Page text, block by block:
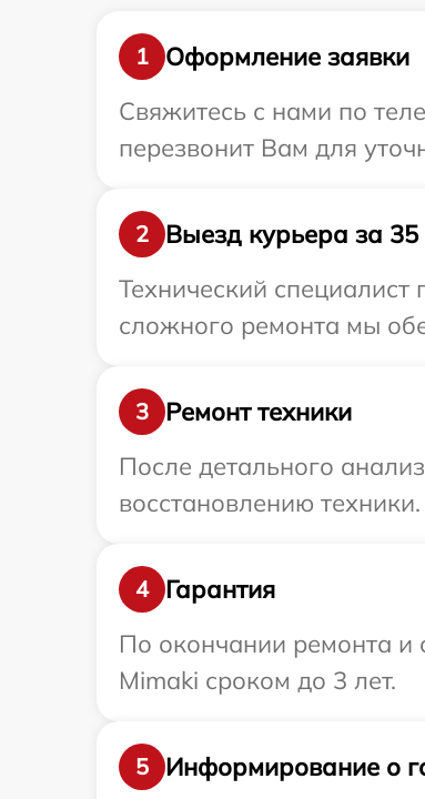
1
Оформление заявки
Свяжитесь с нами по
перезвонит Вам для
2
Выезд курьера за 35
Технический
сложного ремонта мы
3
Ремонт техники
После детального
восстановлению техники.
4
Гарантия
По окончании ремонта и
Mimaki сроком до 3 лет.
5
Информирование о